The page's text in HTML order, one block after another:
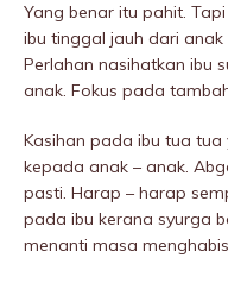
Yang benar itu pahit.
ibu tinggal jauh dari anak
Perlahan nasihatkan ibu
anak. Fokus pada
Kasihan pada ibu tua
kepada anak – anak.
pasti. Harap – harap
pada ibu kerana syurga
menanti masa